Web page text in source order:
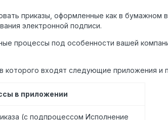
приказы, оформленные как в бумажном
электронной подписи.
процессы под особенности вашей
которого входят следующие приложения и
в приложении
(с подпроцессом Исполнение